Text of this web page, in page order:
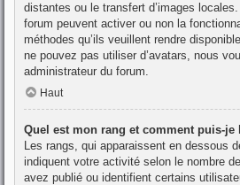
distantes ou le transfert d’images
forum peuvent activer ou non la
méthodes qu’ils veuillent rendre
ne pouvez pas utiliser d’avatars, nous
administrateur du forum.
Haut
Quel est mon rang et comment puis-je
Les rangs, qui apparaissent en dessous
indiquent votre activité selon le nombre
avez publié ou identifient certains